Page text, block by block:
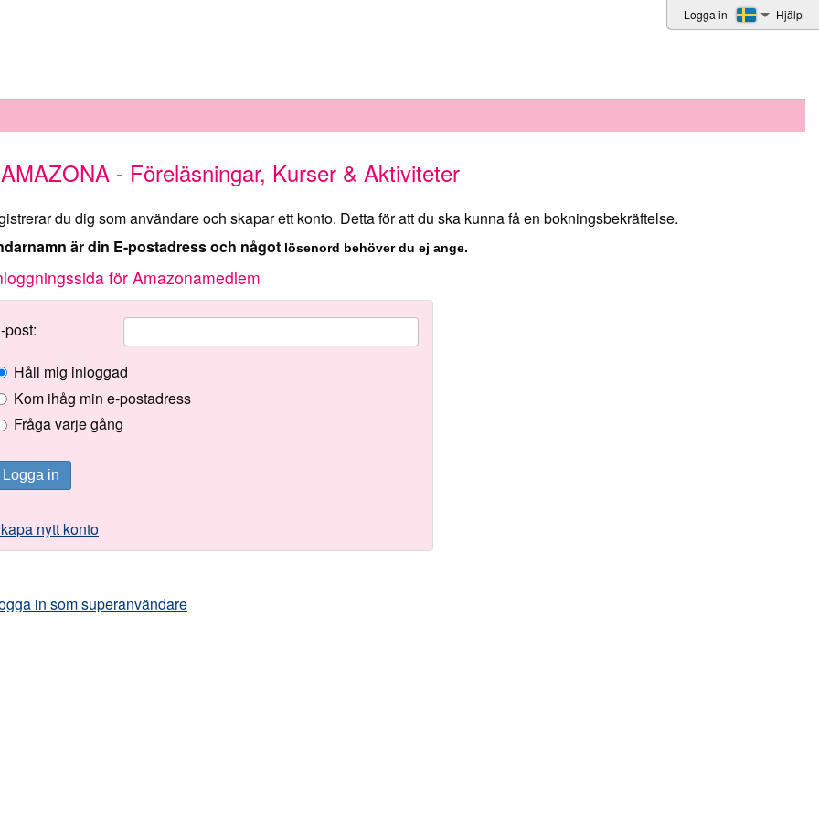
Logga in Hjälp
- Föreläsningar, Kurser & Aktiviteter
du dig som användare och skapar ett konto. Detta för att du ska kunna få en bokningsbekräftelse.
är din E-postadress och något lösenord behöver du ej ange.
för Amazonamedlem
post:
Håll mig inloggad
Kom ihåg min e-postadress
Fråga varje gång
Logga in
nytt konto
in som superanvändare